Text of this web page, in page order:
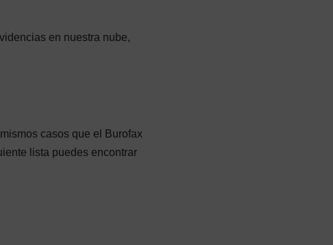
en nuestra nube,
casos que el Burofax
lista puedes encontrar